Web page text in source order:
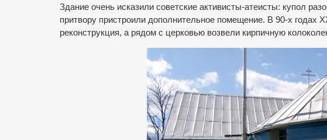
Здание очень исказили советские активисты-атеисты: купол
притвору пристроили дополнительное помещение. В 90-х
реконструкция, а рядом с церковью возвели кирпичную